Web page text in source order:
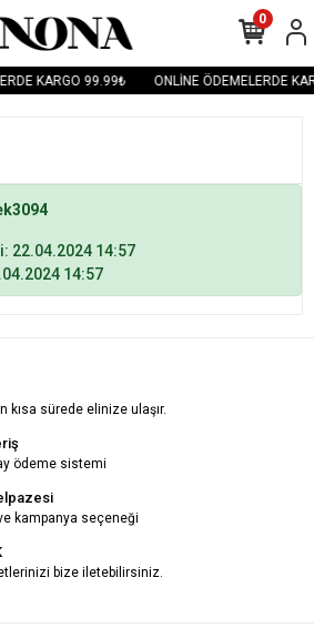
KARGO 99.99₺ ONLİNE ÖDEMELERDE
0
22.04.2024 14:57
14:57
kısa sürede elinize ulaşır.
ödeme sistemi
kampanya seçeneği
bize iletebilirsiniz.